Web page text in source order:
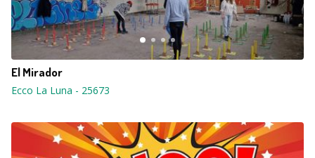
El Mirador
Ecco La Luna - 25673